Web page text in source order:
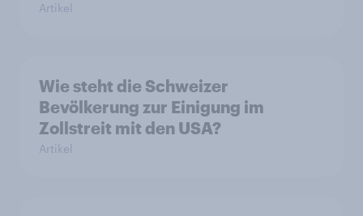
Artikel
Wie steht die Schweizer
Bevölkerung zur Einigung im
Zollstreit mit den USA?
Artikel